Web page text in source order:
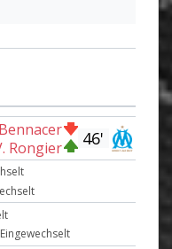
46'
Rongier
Eingewechselt